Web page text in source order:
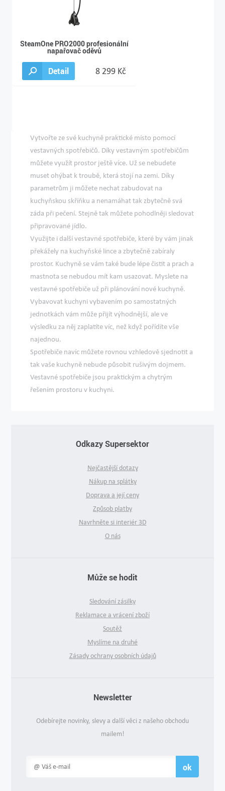
SteamOne PRO2000 profesionální
napařovač oděvů
Detail 8 299 Kč
Vytvořte ze své kuchyně praktické místo pomocí
vestavných spotřebičů. Díky vestavným spotřebičům
můžete využít prostor ještě více. Už se nebudete
muset ohýbat k troubě, která stojí na zemi. Díky
parametrům ji můžete nechat zabudovat na
kuchyňskou skříňku a nenamáhat tak zbytečně svá
záda při pečení. Stejně tak můžete pohodlněji sledovat
připravované jídlo.
Využijte i další vestavné spotřebiče, které by vám jinak
překážely na kuchyňské lince a zbytečně zabíraly
prostor. Kuchyně se vám také bude lépe čistit a prach a
mastnota se nebudou mít kam usazovat. Myslete na
vestavné spotřebiče už při plánování nové kuchyně.
Vybavovat kuchyni vybavením po samostatných
jednotkách vám může přijít výhodnější, ale ve
výsledku za něj zaplatíte víc, než když pořídíte vše
najednou.
Spotřebiče navíc můžete rovnou vzhledově sjednotit a
tak vaše kuchyně nebude působit rušivým dojmem.
Vestavné spotřebiče jsou praktickým a chytrým
řešením prostoru v kuchyni.
Odkazy Supersektor
Nejčastější dotazy
Nákup na splátky
Doprava a její ceny
Způsob platby
Navrhněte si interiér 3D
O nás
Může se hodit
Sledování zásilky
Reklamace a vrácení zboží
Soutěž
Myslíme na druhé
Zásady ochrany osobních údajů
Newsletter
Odebírejte novinky, slevy a další věci z našeho obchodu
mailem!
ok